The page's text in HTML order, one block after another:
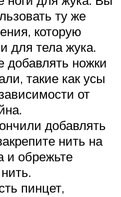
ту же
которую
для тела жука.
добавлять ножки
такие как усы
от
добавлять
нить на
и обрежьте
пинцет,